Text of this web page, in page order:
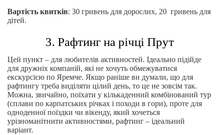
Вартість квитків: 30 гривень для дорослих, 20 гривень для
дітей.
3. Рафтинг на річці Прут
Цей пункт – для любителів активностей. Ідеально підійде
для дружніх компаній, які не хочуть обмежуватися
екскурсією по Яремче. Якщо раніше ви думали, що для
рафтингу треба виділяти цілий день, то це не зовсім так.
Можна, звичайно, поїхати у кількаденний комбінований тур
(сплави по карпатських річках і походи в гори), проте для
одноденної поїздки чи вікенду, який хочеться
урізноманітнити активностями, рафтинг – ідеальний
варіант.